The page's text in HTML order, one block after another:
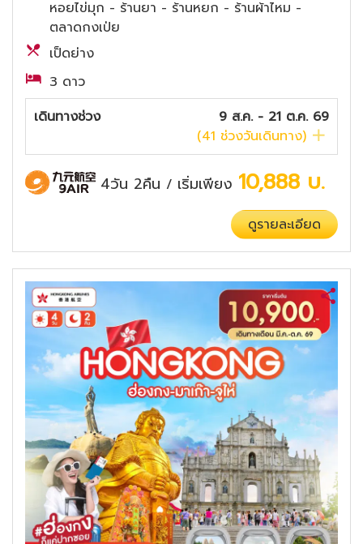
หอยไข่มุก - ร้านยา - ร้านหยก - ร้านผ้าไหม -
ตลาดกงเป่ย
เป็ดย่าง
3 ดาว
เดินทางช่วง
9 ส.ค. - 21 ต.ค. 69
(41 ช่วงวันเดินทาง)
4วัน 2คืน / เริ่มเพียง 10,888 บ.
ดูรายละเอียด